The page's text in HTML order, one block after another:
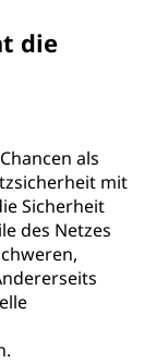
die
als
mit
Sicherheit
des Netzes